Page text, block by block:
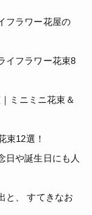
フラワー花屋の
イフラワー花束8
ミニミニ花束＆
束12選！
や誕生日にも人
と、 すてきなお